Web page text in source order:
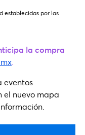
establecidas por las
la compra
eventos
el nuevo mapa